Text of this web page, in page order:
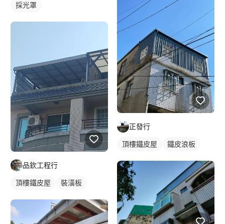
採光罩
品欽工程行
頂樓鐵皮屋 裝潢板
正發行
頂樓鐵皮屋 鐵皮浪板